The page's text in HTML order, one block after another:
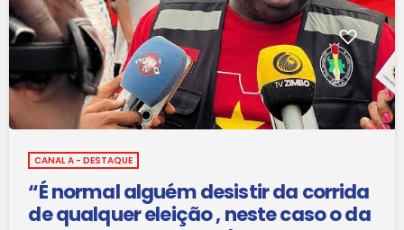
CANAL A - DESTAQUE
“É normal alguém desistir da corrida
de qualquer eleição , neste caso o da